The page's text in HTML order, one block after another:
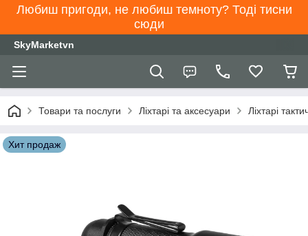
Любиш пригоди, не любиш темноту? Тоді тисни
сюди
SkyMarketvn
Товари та послуги Ліхтарі та аксесуари Ліхтарі
Хит продаж